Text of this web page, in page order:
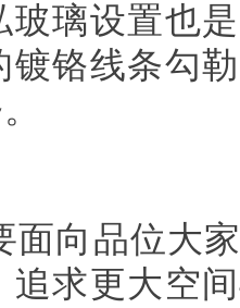
玻璃设置也
镀铬线条勾
面向品位大
追求更大空